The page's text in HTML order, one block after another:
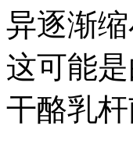
异逐渐
这可能
干酪乳